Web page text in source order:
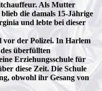
Als Mutter
die damals 15-Jährige
und lebte bei dieser
vor der Polizei. In Harlem
überfüllten
Erziehungsschule für
diese Zeit. Die Schule
obwohl ihr Gesang von